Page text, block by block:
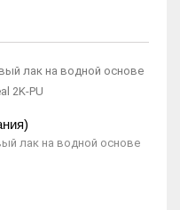
лак на водной основе